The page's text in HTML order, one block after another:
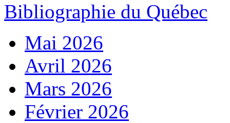
Bibliographie du Québec
Mai 2026
Avril 2026
Mars 2026
Février 2026